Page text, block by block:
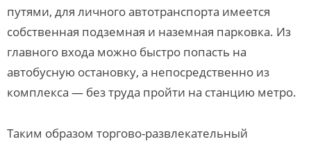
путями, для личного автотранспорта имеется
собственная подземная и наземная парковка. Из
главного входа можно быстро попасть на
автобусную остановку, а непосредственно из
комплекса — без труда пройти на станцию метро.
Таким образом торгово-развлекательный